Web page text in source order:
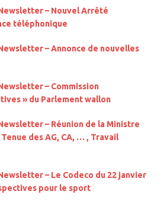
– Nouvel Arrêté
téléphonique
– Annonce de nouvelles
– Commission
» du Parlement wallon
– Réunion de la Ministre
des AG, CA, … , Travail
– Le Codeco du 22 janvier
pour le sport